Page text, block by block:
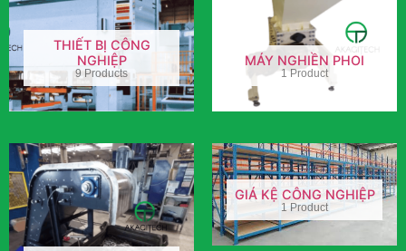
THIẾT BỊ CÔNG
NGHIỆP
9 Products
MÁY NGHIỀN PHOI
1 Product
GIÁ KỆ CÔNG NGHIỆP
1 Product